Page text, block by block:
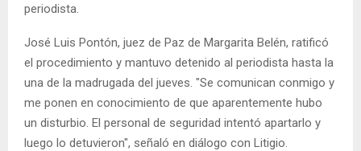
periodista.
José Luis Pontón, juez de Paz de Margarita Belén, ratificó
el procedimiento y mantuvo detenido al periodista hasta la
una de la madrugada del jueves. "Se comunican conmigo y
me ponen en conocimiento de que aparentemente hubo
un disturbio. El personal de seguridad intentó apartarlo y
luego lo detuvieron", señaló en diálogo con Litigio.